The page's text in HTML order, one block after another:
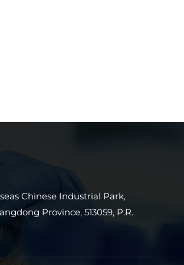
Chinese Industrial Park,
Province, 513059, P.R.